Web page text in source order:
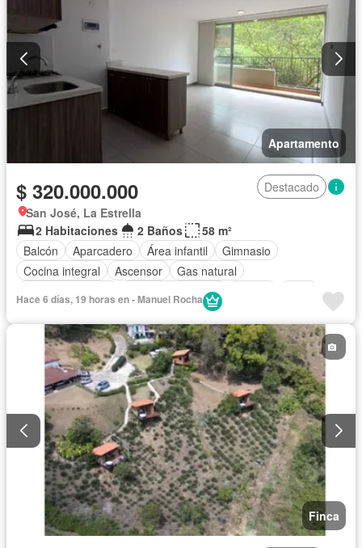
Apartamento
$ 320.000.000
Destacado
San José, La Estrella
2 Habitaciones
2 Baños
58 m²
Balcón
Aparcadero Área infantil
Gimnasio
Cocina integral
Ascensor
Gas natural
Seguridad privada
Hace 6 días, 19 horas en - Manuel Rocha
Finca